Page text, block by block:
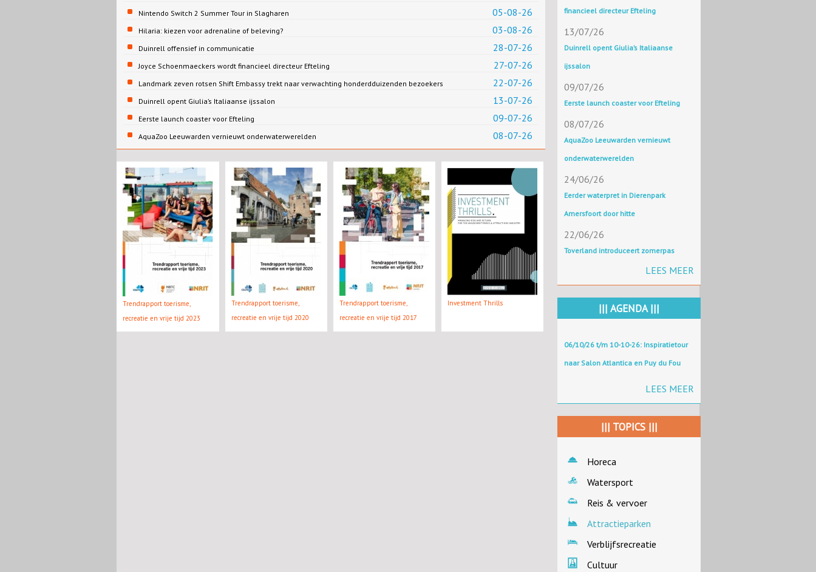
05-08-26
Nintendo Switch 2 Summer Tour in Slagharen
03-08-26
Hilaria: kiezen voor adrenaline of beleving?
28-07-26
Duinrell offensief in communicatie
27-07-26
Joyce Schoenmaeckers wordt financieel directeur Efteling
22-07-26
Landmark zeven rotsen Shift Embassy trekt naar verwachting honderdduizenden bezoekers
13-07-26
Duinrell opent Giulia’s Italiaanse ijssalon
09-07-26
Eerste launch coaster voor Efteling
08-07-26
AquaZoo Leeuwarden vernieuwt onderwaterwerelden
Trendrapport toerisme,
recreatie en vrije tijd 2023
Trendrapport toerisme,
recreatie en vrije tijd 2020
Trendrapport toerisme,
recreatie en vrije tijd 2017
Investment Thrills
financieel directeur Efteling
13/07/26
Duinrell opent Giulia’s Italiaanse
ijssalon
09/07/26
Eerste launch coaster voor Efteling
08/07/26
AquaZoo Leeuwarden vernieuwt
onderwaterwerelden
24/06/26
Eerder waterpret in Dierenpark
Amersfoort door hitte
22/06/26
Toverland introduceert zomerpas
LEES MEER
||| AGENDA |||
06/10/26 t/m 10-10-26: Inspiratietour
naar Salon Atlantica en Puy du Fou
LEES MEER
||| TOPICS |||
Horeca
Watersport
Reis & vervoer
Attractieparken
Verblijfsrecreatie
Cultuur